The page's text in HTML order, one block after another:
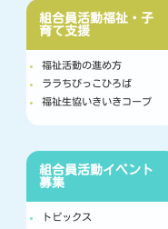
組合員活動福祉・子
育て支援
福祉活動の進め方
ララちびっこひろば
福祉生協いきいきコープ
組合員活動イベント
募集
トピックス